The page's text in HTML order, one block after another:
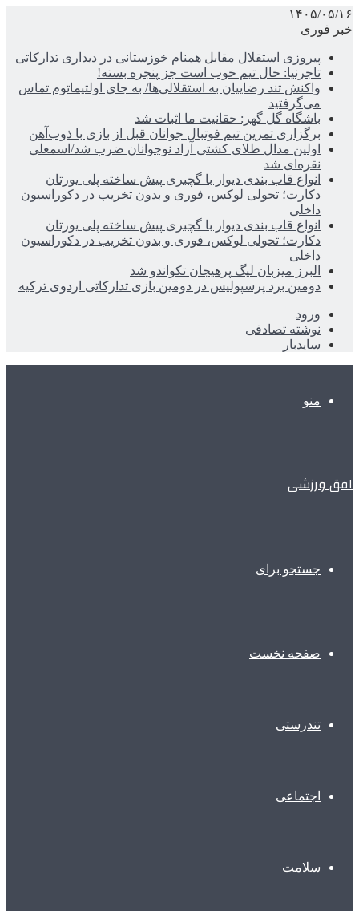
۱۴۰۵/۰۵/۱۶
خبر فوری
پیروزی استقلال مقابل همنام خوزستانی در دیداری تدارکاتی
تاجرنیا: حال تیم خوب است جز پنجره بسته!
واکنش تند رضاییان به استقلالی‌ها/ به جای اولتیماتوم تماس
می‌گرفتید
باشگاه گل گهر: حقانیت ما اثبات شد
برگزاری تمرین تیم فوتبال جوانان قبل از بازی با ذوب‌آهن
اولین مدال طلای کشتی آزاد نوجوانان ضرب شد/اسمعلی
نقره‌ای شد
انواع قاب بندی دیوار با گچبری پیش ساخته پلی یورتان
دکارت؛ تحولی لوکس، فوری و بدون تخریب در دکوراسیون
داخلی
انواع قاب بندی دیوار با گچبری پیش ساخته پلی یورتان
دکارت؛ تحولی لوکس، فوری و بدون تخریب در دکوراسیون
داخلی
البرز میزبان لیگ پرهیجان تکواندو شد
دومین برد پرسپولیس در دومین بازی تدارکاتی اردوی ترکیه
ورود
نوشته تصادفی
سایدبار
منو
افق ورزشی
جستجو برای
صفحه نخست
تندرستی
اجتماعی
سلامت